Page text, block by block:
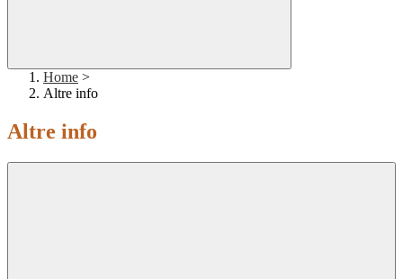
Home >
Altre info
Altre info